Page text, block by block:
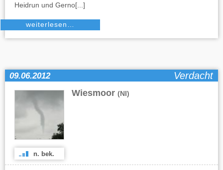
Heidrun und Gerno[...]
weiterlesen…
09.06.2012 Verdacht
Wiesmoor (NI)
n. bek.